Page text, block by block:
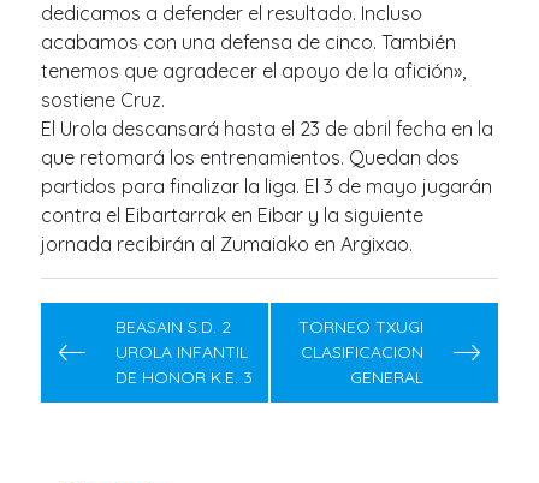
dedicamos a defender el resultado. Incluso
acabamos con una defensa de cinco. También
tenemos que agradecer el apoyo de la afición»,
sostiene Cruz.
El Urola descansará hasta el 23 de abril fecha en la
que retomará los entrenamientos. Quedan dos
partidos para finalizar la liga. El 3 de mayo jugarán
contra el Eibartarrak en Eibar y la siguiente
jornada recibirán al Zumaiako en Argixao.
Navegación
entradas
BEASAIN S.D. 2
UROLA INFANTIL
DE HONOR K.E. 3
TORNEO TXUGI
CLASIFICACION
GENERAL